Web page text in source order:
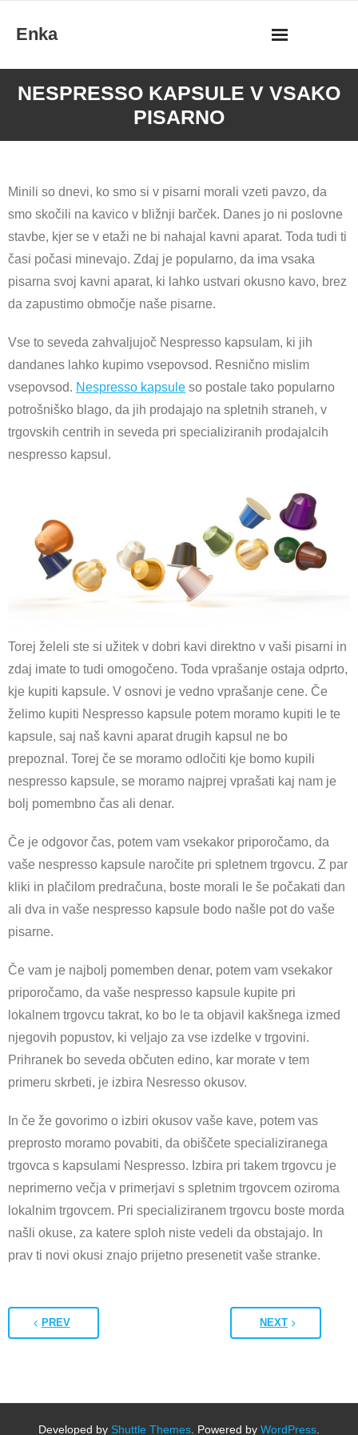
Enka
NESPRESSO KAPSULE V VSAKO
PISARNO
Minili so dnevi, ko smo si v pisarni morali vzeti pavzo, da
smo skočili na kavico v bližnji barček. Danes jo ni poslovne
stavbe, kjer se v etaži ne bi nahajal kavni aparat. Toda tudi ti
časi počasi minevajo. Zdaj je popularno, da ima vsaka
pisarna svoj kavni aparat, ki lahko ustvari okusno kavo, brez
da zapustimo območje naše pisarne.
Vse to seveda zahvaljujoč Nespresso kapsulam, ki jih
dandanes lahko kupimo vsepovsod. Resnično mislim
vsepovsod. Nespresso kapsule so postale tako popularno
potrošniško blago, da jih prodajajo na spletnih straneh, v
trgovskih centrih in seveda pri specializiranih prodajalcih
nespresso kapsul.
Torej želeli ste si užitek v dobri kavi direktno v vaši pisarni in
zdaj imate to tudi omogočeno. Toda vprašanje ostaja odprto,
kje kupiti kapsule. V osnovi je vedno vprašanje cene. Če
želimo kupiti Nespresso kapsule potem moramo kupiti le te
kapsule, saj naš kavni aparat drugih kapsul ne bo
prepoznal. Torej če se moramo odločiti kje bomo kupili
nespresso kapsule, se moramo najprej vprašati kaj nam je
bolj pomembno čas ali denar.
Če je odgovor čas, potem vam vsekakor priporočamo, da
vaše nespresso kapsule naročite pri spletnem trgovcu. Z par
kliki in plačilom predračuna, boste morali le še počakati dan
ali dva in vaše nespresso kapsule bodo našle pot do vaše
pisarne.
Če vam je najbolj pomemben denar, potem vam vsekakor
priporočamo, da vaše nespresso kapsule kupite pri
lokalnem trgovcu takrat, ko bo le ta objavil kakšnega izmed
njegovih popustov, ki veljajo za vse izdelke v trgovini.
Prihranek bo seveda občuten edino, kar morate v tem
primeru skrbeti, je izbira Nesresso okusov.
In če že govorimo o izbiri okusov vaše kave, potem vas
preprosto moramo povabiti, da obiščete specializiranega
trgovca s kapsulami Nespresso. Izbira pri takem trgovcu je
neprimerno večja v primerjavi s spletnim trgovcem oziroma
lokalnim trgovcem. Pri specializiranem trgovcu boste morda
našli okuse, za katere sploh niste vedeli da obstajajo. In
prav ti novi okusi znajo prijetno presenetit vaše stranke.
PREV NEXT
Developed by Shuttle Themes. Powered by WordPress.